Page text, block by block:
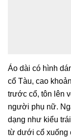
Áo dài có hình
cổ Tàu, cao
trước cổ, tôn lên
người phụ nữ.
dạng như kiểu
từ dưới cổ xuống